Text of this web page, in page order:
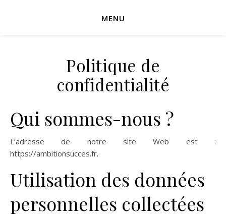
MENU
Politique de
confidentialité
Qui sommes-nous ?
L’adresse de notre site Web est :
https://ambitionsucces.fr.
Utilisation des données
personnelles collectées